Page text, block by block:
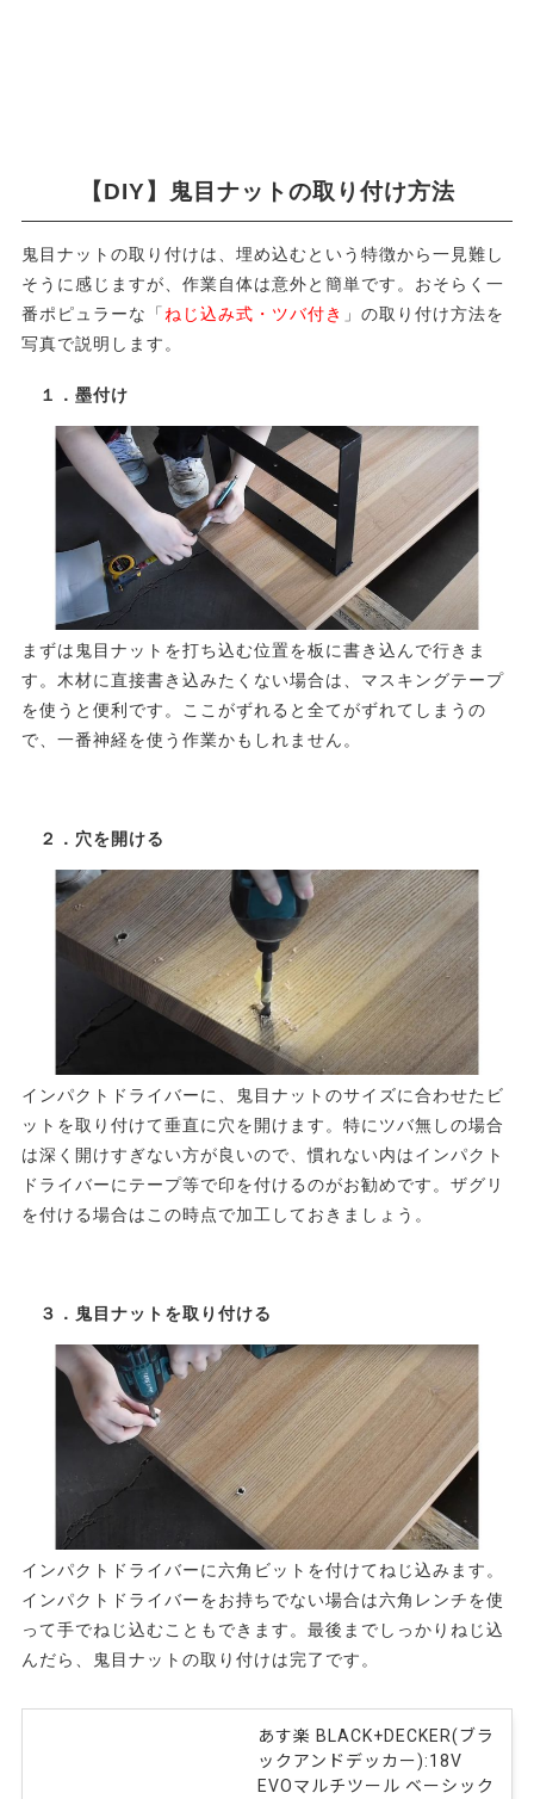
【DIY】鬼目ナットの取り付け方法
鬼目ナットの取り付けは、埋め込むという特徴から一見難し
そうに感じますが、作業自体は意外と簡単です。おそらく一
番ポピュラーな「 ねじ込み式・ツバ付き 」の取り付け方法を
写真で説明します。
１．墨付け
まずは鬼目ナットを打ち込む位置を板に書き込んで行きま
す。木材に直接書き込みたくない場合は、マスキングテープ
を使うと便利です。ここがずれると全てがずれてしまうの
で、一番神経を使う作業かもしれません。
２．穴を開ける
インパクトドライバーに、鬼目ナットのサイズに合わせたビ
ットを取り付けて垂直に穴を開けます。特にツバ無しの場合
は深く開けすぎない方が良いので、慣れない内はインパクト
ドライバーにテープ等で印を付けるのがお勧めです。ザグリ
を付ける場合はこの時点で加工しておきましょう。
３．鬼目ナットを取り付ける
インパクトドライバーに六角ビットを付けてねじ込みます。
インパクトドライバーをお持ちでない場合は六角レンチを使
って手でねじ込むこともできます。最後までしっかりねじ込
んだら、鬼目ナットの取り付けは完了です。
あす楽 BLACK+DECKER(ブラ
ックアンドデッカー):18V
EVOマルチツール ベーシック